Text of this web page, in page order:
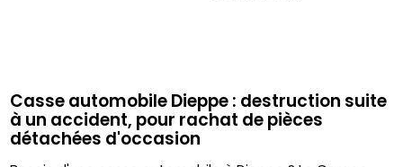
Casse automobile Dieppe : destruction suite
à un accident, pour rachat de pièces
détachées d'occasion